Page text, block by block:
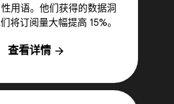
用语。他们获得的数据洞
将订阅量大幅提高 15%。
查看详情 arrow_forward